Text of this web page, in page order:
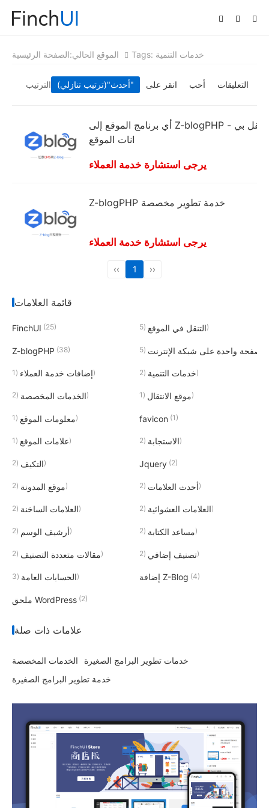
الموقع الحالي:الصفحة الرئيسية Tags: خدمات التنمية
الترتيب أحدث"(ترتيب تنازلي)" انقر على أحب التعليقات
أي برنامج الموقع إلى Z-blogPHP - نقل بي
انات الموقع
يرجى استشارة خدمة العملاء
Z-blogPHP خدمة تطوير مخصصة
يرجى استشارة خدمة العملاء
‹‹ 1 ››
قائمة العلامات
FinchUI (25) التنقل في الموقع(5)
Z-blogPHP (38) صفحة واحدة على شبكة الإنترنت
إضافات خدمة العملاء(1) خدمات التنمية(2)
الخدمات المخصصة(2) موقع الانتقال(1)
معلومات الموقع(1) favicon (1)
علامات الموقع(1) الاستجابة(2)
التكيف(2) Jquery(2)
موقع المدونة(2) أحدث العلامات(2)
العلامات الساخنة(2) العلامات العشوائية(2)
أرشيف الوسم(2) مساعد الكتابة(2)
مقالات متعددة التصنيف(2) تصنيف إضافي(2)
الحسابات العامة(3) إضافة Z-Blog (4)
ملحق WordPress (2)
علامات ذات صلة
الخدمات المخصصة
خدمات تطوير البرامج الصغيرة
خدمة تطوير البرامج الصغيرة